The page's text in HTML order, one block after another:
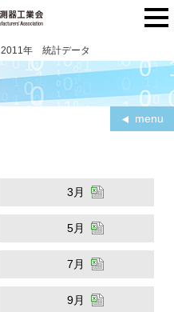
2011年 統計データ
menu
3月
5月
7月
9月